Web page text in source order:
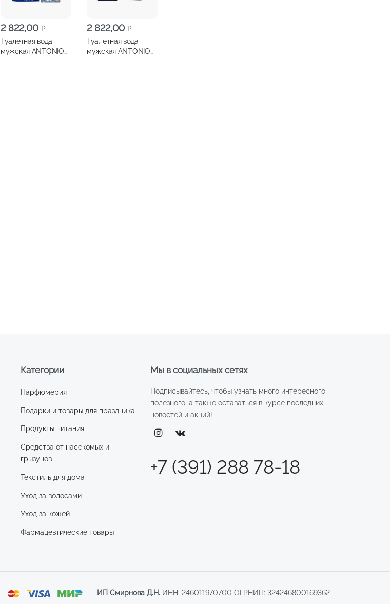
2 822,00 ₽
Туалетная вода
мужская ANTONIO
2 822,00 ₽
Туалетная вода
мужская ANTONIO
Мы в социальных сетях
Подписывайтесь, чтобы узнать много интересного,
полезного, а также оставаться в курсе последних
новостей и акций!
+7 (391) 288 78-18
Категории
Парфюмерия
Подарки и товары для праздника
Продукты питания
Средства от насекомых и
грызунов
Текстиль для дома
Уход за волосами
Уход за кожей
Фармацевтические товары
ИП Смирнова Д.Н. ИНН: 246011970700 ОГРНИП: 324246800169362